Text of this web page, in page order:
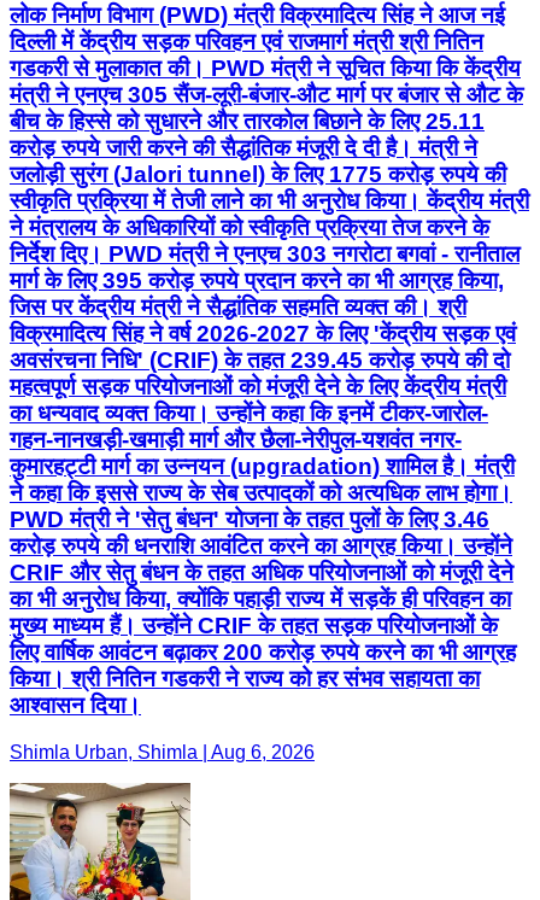
लोक निर्माण विभाग (PWD) मंत्री विक्रमादित्य सिंह ने आज नई
दिल्ली में केंद्रीय सड़क परिवहन एवं राजमार्ग मंत्री श्री नितिन
गडकरी से मुलाकात की। PWD मंत्री ने सूचित किया कि केंद्रीय
मंत्री ने एनएच 305 सैंज-लूरी-बंजार-औट मार्ग पर बंजार से औट के
बीच के हिस्से को सुधारने और तारकोल बिछाने के लिए 25.11
करोड़ रुपये जारी करने की सैद्धांतिक मंजूरी दे दी है। मंत्री ने
जलोड़ी सुरंग (Jalori tunnel) के लिए 1775 करोड़ रुपये की
स्वीकृति प्रक्रिया में तेजी लाने का भी अनुरोध किया। केंद्रीय मंत्री
ने मंत्रालय के अधिकारियों को स्वीकृति प्रक्रिया तेज करने के
निर्देश दिए। PWD मंत्री ने एनएच 303 नगरोटा बगवां - रानीताल
मार्ग के लिए 395 करोड़ रुपये प्रदान करने का भी आग्रह किया,
जिस पर केंद्रीय मंत्री ने सैद्धांतिक सहमति व्यक्त की। श्री
विक्रमादित्य सिंह ने वर्ष 2026-2027 के लिए 'केंद्रीय सड़क एवं
अवसंरचना निधि' (CRIF) के तहत 239.45 करोड़ रुपये की दो
महत्वपूर्ण सड़क परियोजनाओं को मंजूरी देने के लिए केंद्रीय मंत्री
का धन्यवाद व्यक्त किया। उन्होंने कहा कि इनमें टीकर-जारोल-
गहन-नानखड़ी-खमाड़ी मार्ग और छैला-नेरीपुल-यशवंत नगर-
कुमारहट्टी मार्ग का उन्नयन (upgradation) शामिल है। मंत्री
ने कहा कि इससे राज्य के सेब उत्पादकों को अत्यधिक लाभ होगा।
PWD मंत्री ने 'सेतु बंधन' योजना के तहत पुलों के लिए 3.46
करोड़ रुपये की धनराशि आवंटित करने का आग्रह किया। उन्होंने
CRIF और सेतु बंधन के तहत अधिक परियोजनाओं को मंजूरी देने
का भी अनुरोध किया, क्योंकि पहाड़ी राज्य में सड़कें ही परिवहन का
मुख्य माध्यम हैं। उन्होंने CRIF के तहत सड़क परियोजनाओं के
लिए वार्षिक आवंटन बढ़ाकर 200 करोड़ रुपये करने का भी आग्रह
किया। श्री नितिन गडकरी ने राज्य को हर संभव सहायता का
आश्वासन दिया।
Shimla Urban, Shimla | Aug 6, 2026